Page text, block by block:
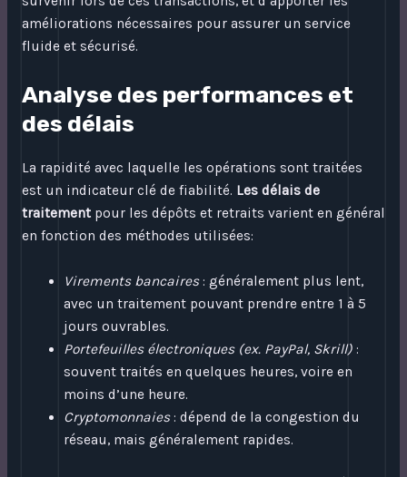
améliorations nécessaires pour assurer un service
fluide et sécurisé.
Analyse des performances et
des délais
La rapidité avec laquelle les opérations sont traitées
est un indicateur clé de fiabilité. Les délais de
traitementpour les dépôts et retraits varient en général
en fonction des méthodes utilisées:
Virements bancaires: généralement plus lent,
avec un traitement pouvant prendre entre 1 à 5
jours ouvrables.
Portefeuilles électroniques (ex. PayPal, Skrill) :
souvent traités en quelques heures, voire en
moins d’une heure.
Cryptomonnaies: dépend de la congestion du
réseau, mais généralement rapides.